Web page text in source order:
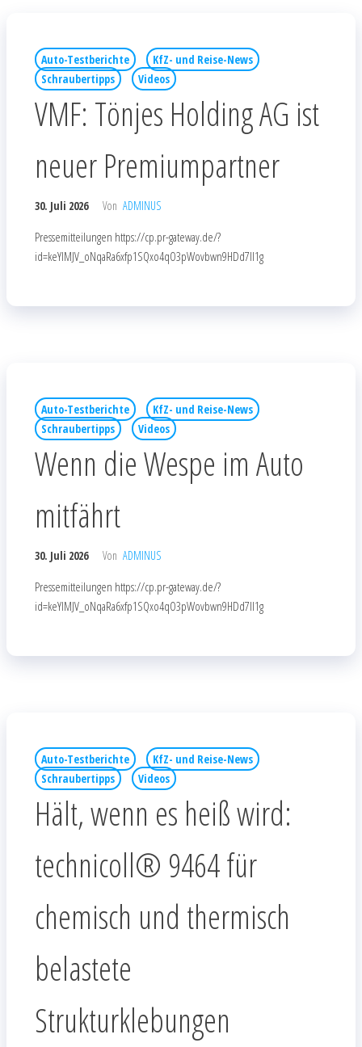
Auto-Testberichte
KfZ- und Reise-News
Schraubertipps
Videos
VMF: Tönjes Holding AG ist
neuer Premiumpartner
30. Juli 2026 Von ADMINUS
Pressemitteilungen https://cp.pr-gateway.de/?
id=keYlMJV_oNqaRa6xfp1SQxo4qO3pWovbwn9HDd7Il1g
Auto-Testberichte
KfZ- und Reise-News
Schraubertipps
Videos
Wenn die Wespe im Auto
mitfährt
30. Juli 2026 Von ADMINUS
Pressemitteilungen https://cp.pr-gateway.de/?
id=keYlMJV_oNqaRa6xfp1SQxo4qO3pWovbwn9HDd7Il1g
Auto-Testberichte
KfZ- und Reise-News
Schraubertipps
Videos
Hält, wenn es heiß wird:
technicoll® 9464 für
chemisch und thermisch
belastete
Strukturklebungen